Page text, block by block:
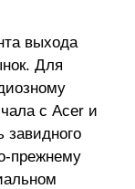
выхода
Для
с Acer и
прежнему